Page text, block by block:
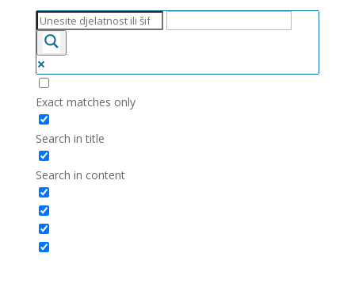
Exact matches only
Search in title
Search in content